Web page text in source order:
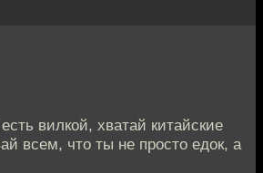
вилкой, хватай китайские
всем, что ты не просто едок, а